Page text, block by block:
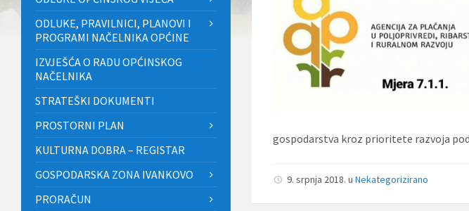
gospodarstva kroz prioritete razvoja
9. srpnja 2018.uNekategorizirano
ODLUKE, PRAVILNICI, PLANOVI I
PROGRAMI NAČELNIKA OPĆINE
IZVJEŠĆA O RADU OPĆINSKOG
NAČELNIKA
STRATEŠKI DOKUMENTI
PROSTORNI PLAN
KULTURNA DOBRA – REGISTAR
GOSPODARSKA ZONA IVANKOVO
PRORAČUN